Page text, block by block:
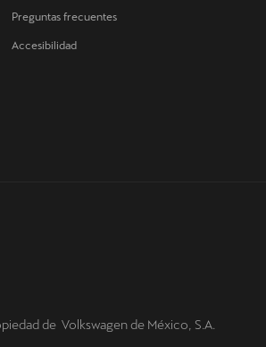
Preguntas frecuentes
Accesibilidad
de Volkswagen de México, S.A.